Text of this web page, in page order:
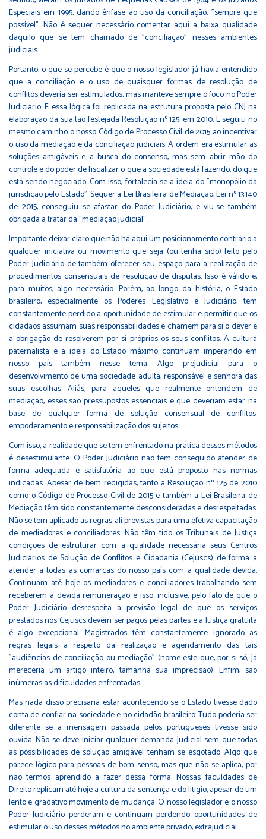
Especiais em 1995, dando ênfase ao uso da conciliação, "sempre que
possível". Não é sequer necessário comentar aqui a baixa qualidade
daquilo que se tem chamado de "conciliação" nesses ambientes
judiciais.
Portanto, o que se percebe é que o nosso legislador já havia entendido
que a conciliação e o uso de quaisquer formas de resolução de
conflitos deveria ser estimulados, mas manteve sempre o foco no Poder
Judiciário. E essa lógica foi replicada na estrutura proposta pelo CNJ na
elaboração da sua tão festejada Resolução nº 125, em 2010. E seguiu no
mesmo caminho o nosso Código de Processo Civil de 2015 ao incentivar
o uso da mediação e da conciliação judiciais. A ordem era estimular as
soluções amigáveis e a busca do consenso, mas sem abrir mão do
controle e do poder de fiscalizar o que a sociedade está fazendo, do que
está sendo negociado. Com isso, fortalecia-se a ideia do "monopólio da
jurisdição pelo Estado". Sequer a Lei Brasileira de Mediação, Lei nº 13.140
de 2015, conseguiu se afastar do Poder Judiciário, e viu-se também
obrigada a tratar da "mediação judicial".
Importante deixar claro que não há aqui um posicionamento contrário a
qualquer iniciativa ou movimento que seja (ou tenha sido) feito pelo
Poder Judiciário de também oferecer seu espaço para a realização de
procedimentos consensuais de resolução de disputas. Isso é válido e,
para muitos, algo necessário. Porém, ao longo da história, o Estado
brasileiro, especialmente os Poderes Legislativo e Judiciário, tem
constantemente perdido a oportunidade de estimular e permitir que os
cidadãos assumam suas responsabilidades e chamem para si o dever e
a obrigação de resolverem por si próprios os seus conflitos. A cultura
paternalista e a ideia do Estado máximo continuam imperando em
nosso país também nesse tema. Algo prejudicial para o
desenvolvimento de uma sociedade adulta, responsável e senhora das
suas escolhas. Aliás, para aqueles que realmente entendem de
mediação, esses são pressupostos essenciais e que deveriam estar na
base de qualquer forma de solução consensual de conflitos:
empoderamento e responsabilização dos sujeitos.
Com isso, a realidade que se tem enfrentado na prática desses métodos
é desestimulante. O Poder Judiciário não tem conseguido atender de
forma adequada e satisfatória ao que está proposto nas normas
indicadas. Apesar de bem redigidas, tanto a Resolução nº 125 de 2010
como o Código de Processo Civil de 2015 e também a Lei Brasileira de
Mediação têm sido constantemente desconsideradas e desrespeitadas.
Não se tem aplicado as regras ali previstas para uma efetiva capacitação
de mediadores e conciliadores. Não têm tido os Tribunais de Justiça
condições de estruturar com a qualidade necessária seus Centros
Judiciários de Solução de Conflitos e Cidadania (Cejuscs) de forma a
atender a todas as comarcas do nosso país com a qualidade devida.
Continuam até hoje os mediadores e conciliadores trabalhando sem
receberem a devida remuneração e isso, inclusive, pelo fato de que o
Poder Judiciário desrespeita a previsão legal de que os serviços
prestados nos Cejuscs devem ser pagos pelas partes e a Justiça gratuita
é algo excepcional. Magistrados têm constantemente ignorado as
regras legais a respeito da realização e agendamento das tais
"audiências de conciliação ou mediação" (nome este que, por si só, já
mereceria um artigo inteiro, tamanha sua imprecisão). Enfim, são
inúmeras as dificuldades enfrentadas.
Mas nada disso precisaria estar acontecendo se o Estado tivesse dado
conta de confiar na sociedade e no cidadão brasileiro. Tudo poderia ser
diferente se a mensagem passada pelos portugueses tivesse sido
ouvida. Não se deve iniciar qualquer demanda judicial sem que todas
as possibilidades de solução amigável tenham se esgotado. Algo que
parece lógico para pessoas de bom senso, mas que não se aplica, por
não termos aprendido a fazer dessa forma. Nossas faculdades de
Direito replicam até hoje a cultura da sentença e do litígio, apesar de um
lento e gradativo movimento de mudança. O nosso legislador e o nosso
Poder Judiciário perderam e continuam perdendo oportunidades de
estimular o uso desses métodos no ambiente privado, extrajudicial.